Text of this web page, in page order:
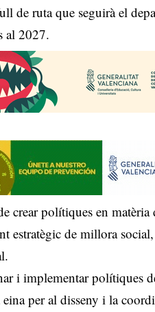
de ruta que seguirà el
al 2027.
crear polítiques en
estratègic de millora
i implementar polítiques
per al disseny i la